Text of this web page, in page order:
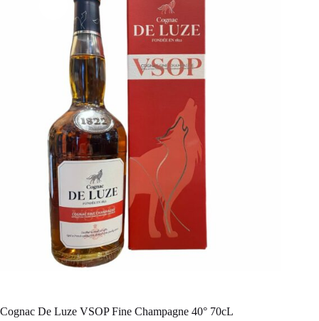
Cognac De Luze VSOP Fine Champagne 40° 70cL